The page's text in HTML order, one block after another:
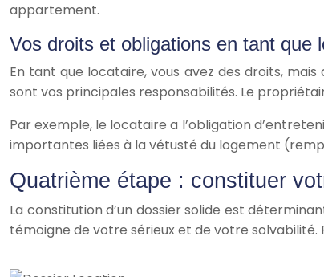
appartement.
Vos droits et obligations en tant que
En tant que locataire, vous avez des droits,
sont vos principales responsabilités. Le
Par exemple, le locataire a l’obligation
importantes liées à la vétusté du logement
Quatrième étape : constituer
La constitution d’un dossier solide est
témoigne de votre sérieux et de votre